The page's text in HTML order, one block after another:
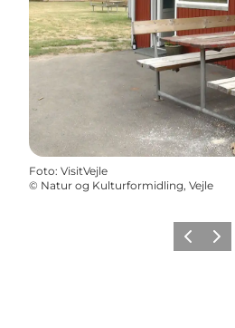
Foto: VisitVejle
© Natur og Kulturformidling, Vejle
ForrigeNæste